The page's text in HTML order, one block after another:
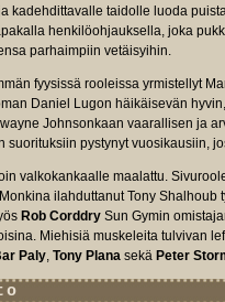
kadehdittavalle taidolle luoda
henkilöohjauksella, joka
parhaimpiin vetäisyihin.
fyysissä rooleissa yrmistellyt
Daniel Lugon häikäisevän
Johnsonkaan vaarallisen ja
pystynyt vuosikausiin,
valkokankaalle maalattu.
ilahduttanut Tony Shalhoub
Rob Corddry Sun Gymin
Miehisiä muskeleita tulvivan
Paly, Tony Plana sekä Peter